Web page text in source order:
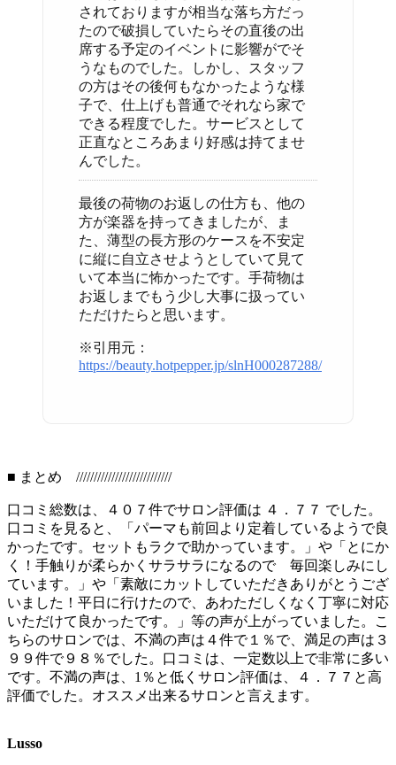
されておりますが相当な落ち方だっ
たので破損していたらその直後の出
席する予定のイベントに影響がでそ
うなものでした。しかし、スタッフ
の方はその後何もなかったような様
子で、仕上げも普通でそれなら家で
できる程度でした。サービスとして
正直なところあまり好感は持てませ
んでした。
最後の荷物のお返しの仕方も、他の
方が楽器を持ってきましたが、ま
た、薄型の長方形のケースを不安定
に縦に自立させようとしていて見て
いて本当に怖かったです。手荷物は
お返しまでもう少し大事に扱ってい
ただけたらと思います。
※引用元：
https://beauty.hotpepper.jp/slnH000287288/
■ まとめ ///////////////////////////
口コミ総数は、４０７件でサロン評価は ４．７７ でした。
口コミを見ると、「パーマも前回より定着しているようで良
かったです。セットもラクで助かっています。」や「とにか
く！手触りが柔らかくサラサラになるので 毎回楽しみにし
ています。」や「素敵にカットしていただきありがとうござ
いました！平日に行けたので、あわただしくなく丁寧に対応
いただけて良かったです。」等の声が上がっていました。こ
ちらのサロンでは、不満の声は４件で１％で、満足の声は３
９９件で９８％でした。口コミは、一定数以上で非常に多い
です。不満の声は、1％と低くサロン評価は、４．７７と高
評価でした。オススメ出来るサロンと言えます。
Lusso